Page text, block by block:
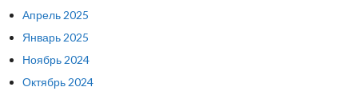
Апрель 2025
Январь 2025
Ноябрь 2024
Октябрь 2024